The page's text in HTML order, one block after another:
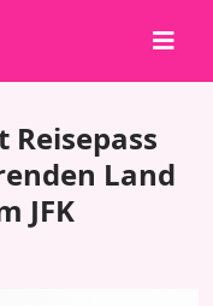
Land
JFK